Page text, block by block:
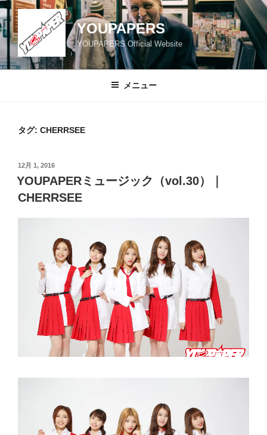
コ
ン
テ
ツ
YOUPAPERS
YOUPAPERS Official Website
メニュー
タグ: CHERRSEE
投
稿
日:
12月 1, 2016
YOUPAPERミュージック（vol.30）｜
CHERRSEE